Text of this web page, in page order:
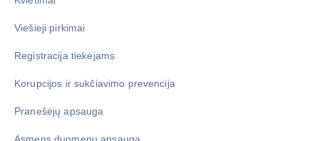
Viešieji pirkimai
Registracija tiekėjams
Korupcijos ir sukčiavimo prevencija
Pranešėjų apsauga
Asmens duomenų apsauga